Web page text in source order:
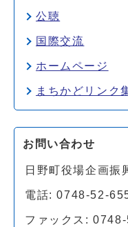
公聴
国際交流
ホームページ
まちかどリンク
お問い合わせ
日野町役場企画振
電話: 0748-52-
ファックス: